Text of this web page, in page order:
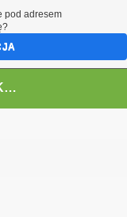
"AdamART" Adam Kostecki Bielsko-Biała - Krajobrazy
pod adresem